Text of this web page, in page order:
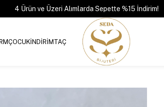
4 Ürün ve Üzeri Alımlarda Sepette %15 İndirim!
ÇOCUKİNDİRİMTAÇ